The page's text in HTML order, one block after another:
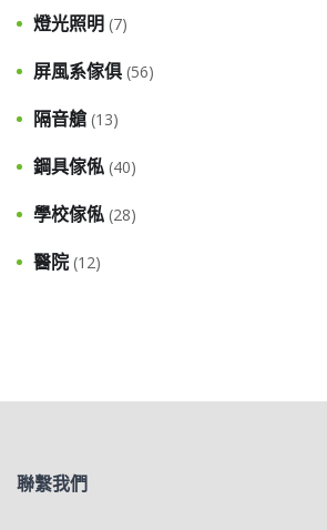
燈光照明 (7)
屏風系傢俱 (56)
隔音艙 (13)
鋼具傢俬 (40)
學校傢俬 (28)
醫院 (12)
聯繫我們